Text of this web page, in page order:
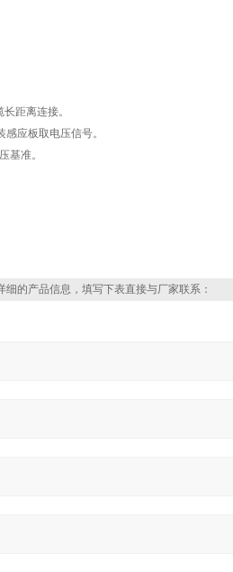
距离连接。
应板取电压信号。
基准。
细的产品信息，填写下表直接与厂家联系：